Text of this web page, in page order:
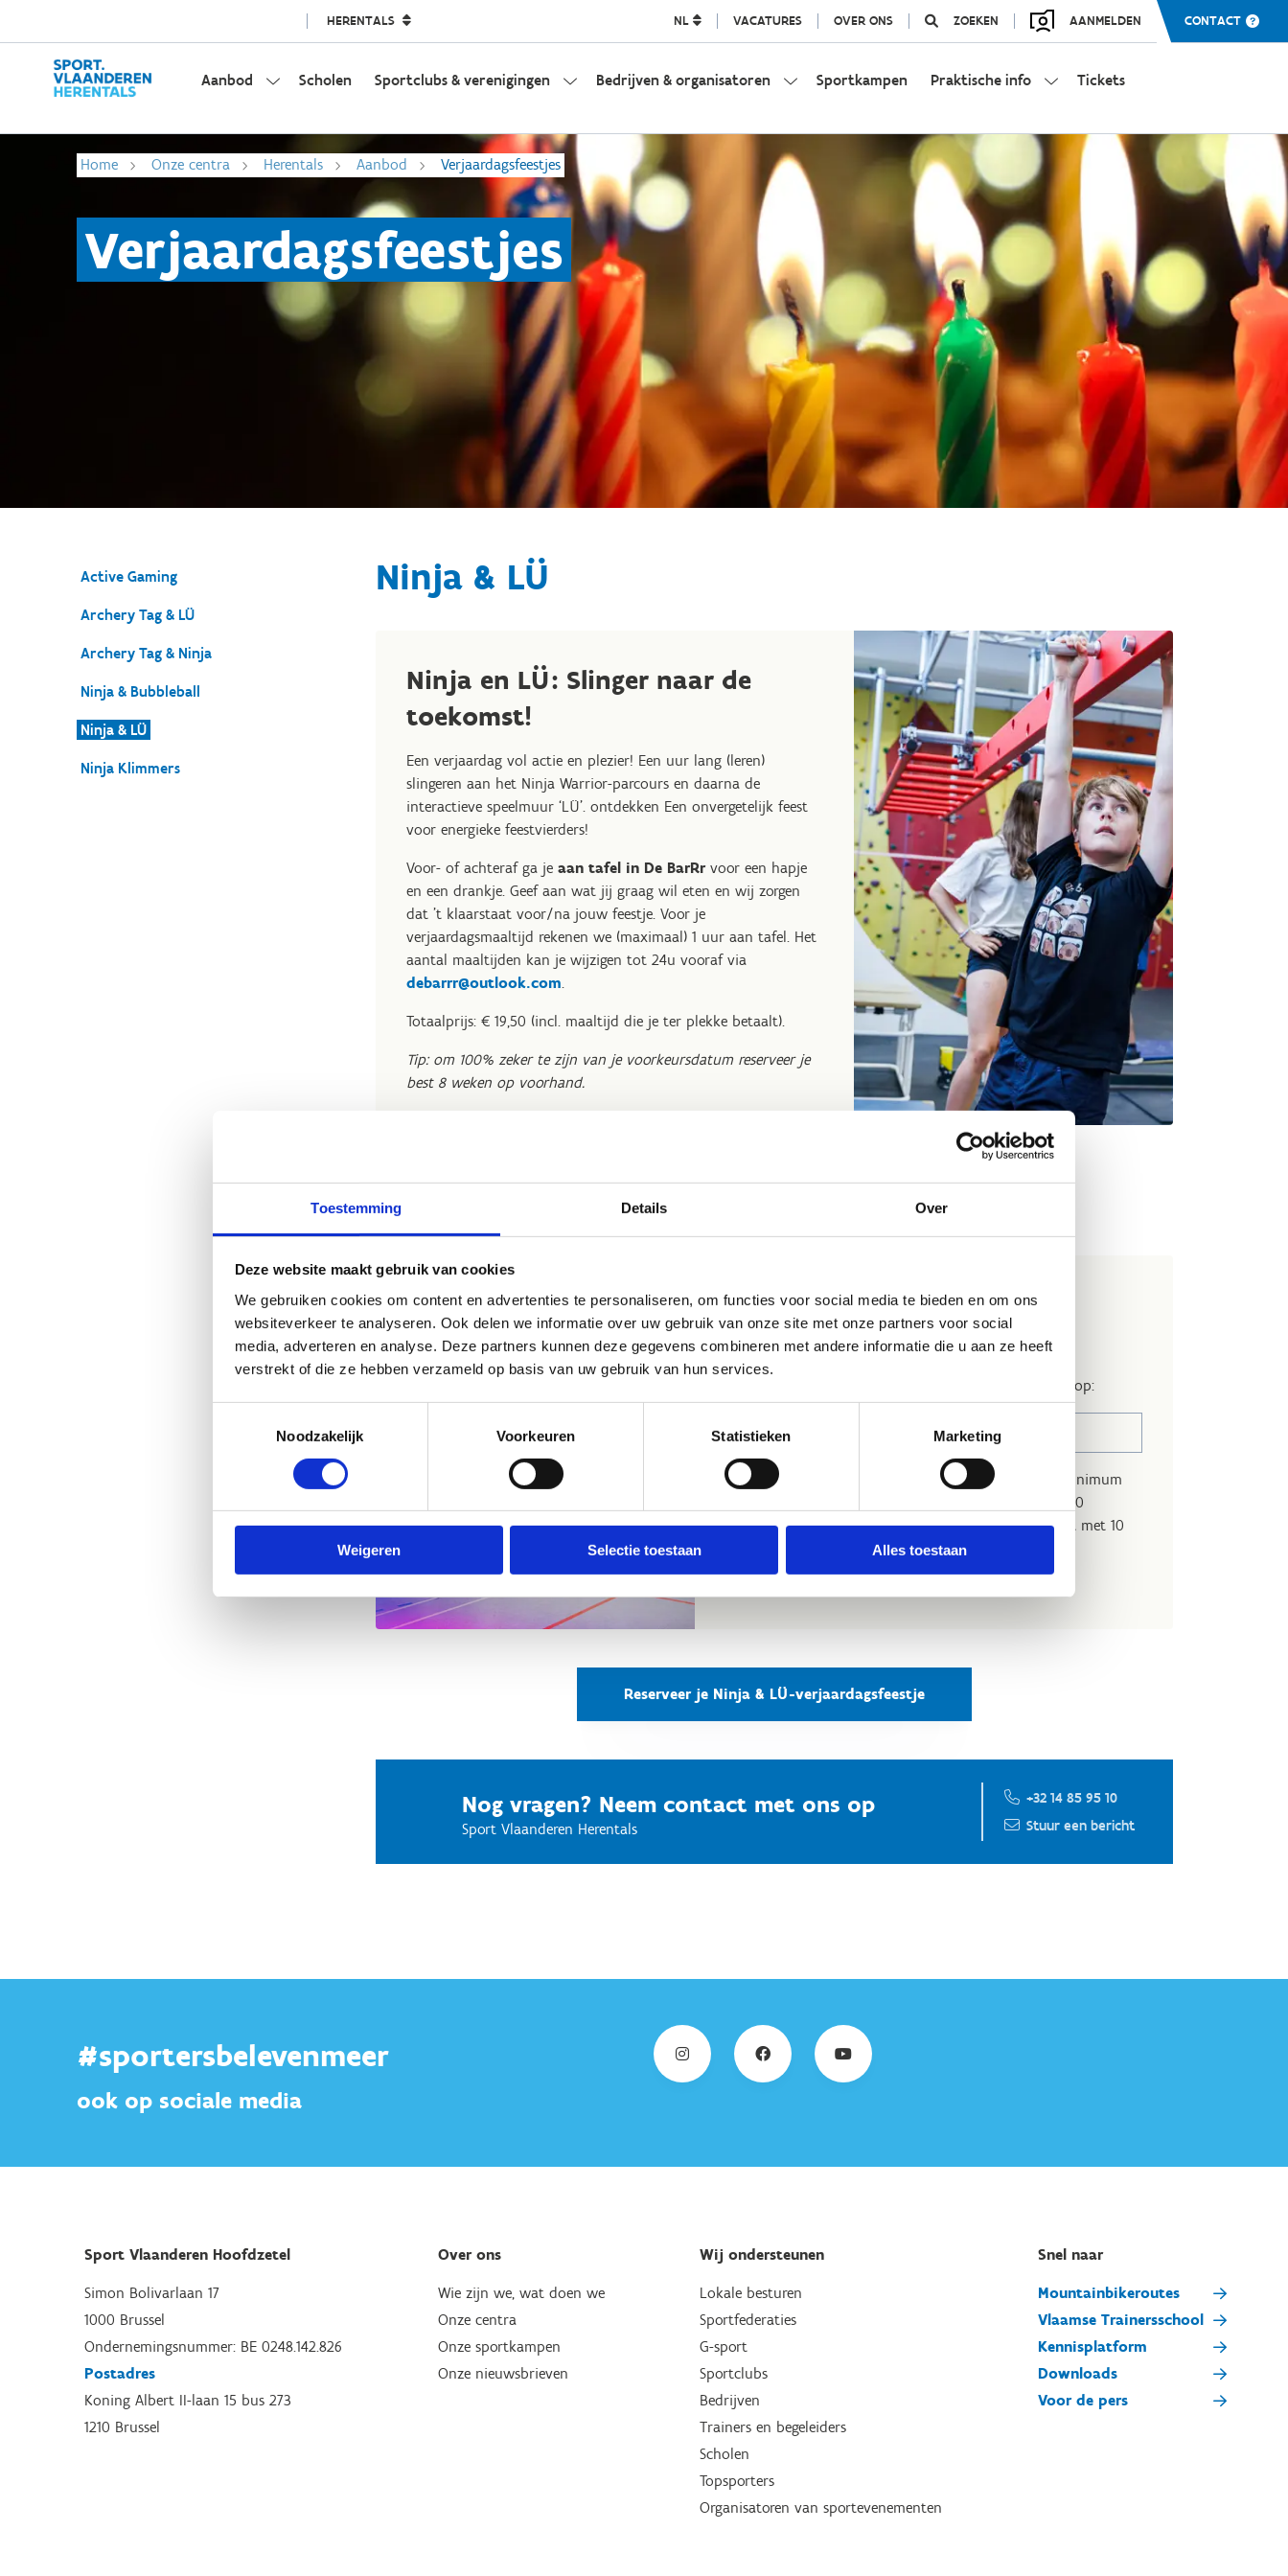
Toestemming Details Over
Deze website maakt gebruik van cookies
We gebruiken cookies om content en advertenties te personaliseren, om functies voor social media te bieden en om ons
websiteverkeer te analyseren. Ook delen we informatie over uw gebruik van onze site met onze partners voor social
media, adverteren en analyse. Deze partners kunnen deze gegevens combineren met andere informatie die u aan ze heeft
verstrekt of die ze hebben verzameld op basis van uw gebruik van hun services.
Noodzakelijk
Voorkeuren Statistieken Marketing
Weigeren Selectie toestaan Alles toestaan
HERENTALS NL VACATURES OVER ONS ZOEKEN AANMELDEN CONTACT
Aanbod Scholen Sportclubs & verenigingen Bedrijven & organisatoren Sportkampen Praktische info Tickets
Home Onze centra Herentals Aanbod Verjaardagsfeestjes
Verjaardagsfeestjes
Active Gaming
Archery Tag & LÜ
Archery Tag & Ninja
Ninja & Bubbleball
Ninja & LÜ
Ninja Klimmers
Ninja & LÜ
Ninja en LÜ: Slinger naar de
toekomst!
Een verjaardag vol actie en plezier! Een uur lang (leren)
slingeren aan het Ninja Warrior-parcours en daarna de
interactieve speelmuur ‘LÜ’. ontdekken Een onvergetelijk feest
voor energieke feestvierders!
Voor- of achteraf ga je aan tafel in De BarRrvoor een hapje
en een drankje. Geef aan wat jij graag wil eten en wij zorgen
dat 't klaarstaat voor/na jouw feestje. Voor je
verjaardagsmaaltijd rekenen we (maximaal) 1 uur aan tafel. Het
aantal maaltijden kan je wijzigen tot 24u vooraf via
debarrr@outlook.com.
Totaalprijs: € 19,50 (incl. maaltijd die je ter plekke betaalt).
Tip: om 100% zeker te zijn van je voorkeursdatum reserveer je
best 8 weken op voorhand.
Reserveer je Ninja & LÜ-verjaardagsfeestje
Practicals van 't Ninja & LÜ-
feestje
beschikbaar op:
Woensdag 13.00 - 15.00 uur
Let op, dit feestje bieden we aanmét begeleiding
. Minimum
10-, maximum 20 kids. Kom je toch met minder dan 10
kinderen? Dan betaal je het bedrag dat overeen komt met 10
Reserveer je Ninja & LÜ-verjaardagsfeestje
Nog vragen? Neem contact met ons op
Sport Vlaanderen Herentals
+32 14 85 95 10
Stuur een bericht
#sportersbelevenmeer
ook op sociale media
Sport Vlaanderen Hoofdzetel
Simon Bolivarlaan 17
1000 Brussel
Ondernemingsnummer: BE 0248.142.826
Postadres
Koning Albert II-laan 15 bus 273
1210 Brussel
Over ons
Wie zijn we, wat doen we
Onze centra
Onze sportkampen
Onze nieuwsbrieven
Wij ondersteunen
Lokale besturen
Sportfederaties
G-sport
Sportclubs
Bedrijven
Trainers en begeleiders
Scholen
Topsporters
Organisatoren van sportevenementen
Snel naar
Mountainbikeroutes
Vlaamse Trainersschool
Kennisplatform
Downloads
Voor de pers